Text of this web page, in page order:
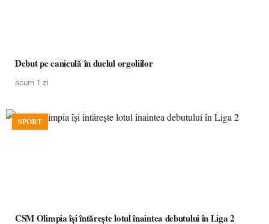
Debut pe caniculă în duelul orgoliilor
acum 1 zi
SPORT
CSM Olimpia își întărește lotul înaintea debutului în Liga 2